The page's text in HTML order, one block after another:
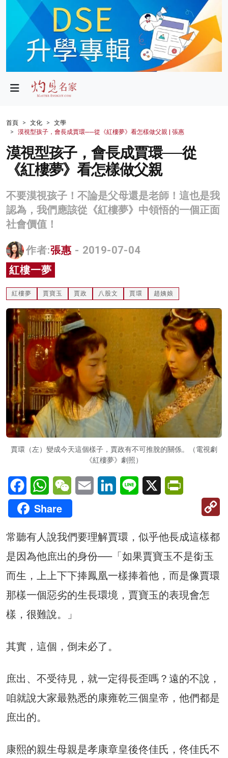
政局
財經
生活
健康
商業
科技
影片
名家榜
灼見活動
首頁 文化
文學
漠視型孩子，會長成賈環──從《紅樓夢》看怎樣做父親 | 張惠
漠視型孩子，會長成賈環──從
《紅樓夢》看怎樣做父親
不要漠視孩子！不論是父母還是老師！這也是我
認為，我們應該從《紅樓夢》中領悟的一個正面
社會價值！
作者:張惠 - 2019-07-04
紅樓一夢
紅樓夢 賈寶玉 賈政 八股文 賈環 趙姨娘
賈環（左）變成今天這個樣子，賈政有不可推脫的關係。（電視劇
《紅樓夢》劇照）
FacebookWhatsAppWeChatEmail LinkedInLine X
Share
常聽有人說我們要理解賈環，似乎他長成這樣都
是因為他庶出的身份──「如果賈寶玉不是銜玉
而生，上上下下捧鳳凰一樣捧着他，而是像賈環
那樣一個惡劣的生長環境，賈寶玉的表現會怎
樣，很難說。」
其實，這個，倒未必了。
庶出、不受待見，就一定得長歪嗎？遠的不說，
咱就說大家最熟悉的康雍乾三個皇帝，他們都是
庶出的。
康熙的親生母親是孝康章皇後佟佳氏，佟佳氏不